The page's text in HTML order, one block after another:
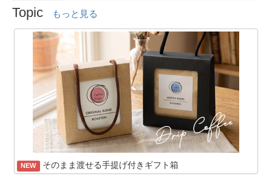
Topic もっと見る
NEW そのまま渡せる手提げ付きギフト箱